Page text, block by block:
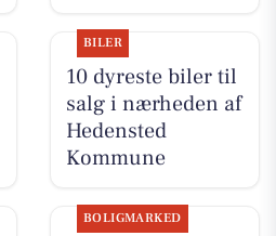
BILER
10 dyreste biler til
salg i nærheden af
Hedensted
Kommune
BOLIGMARKED